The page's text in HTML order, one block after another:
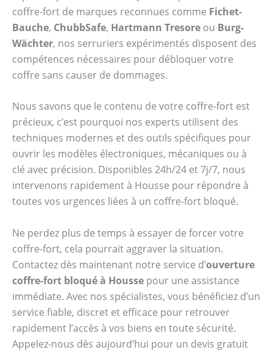
coffre-fort de marques reconnues comme Fichet-
Bauche, ChubbSafe, Hartmann Tresore ou Burg-
Wächter, nos serruriers expérimentés disposent des
compétences nécessaires pour débloquer votre
coffre sans causer de dommages.
Nous savons que le contenu de votre coffre-fort est
précieux, c’est pourquoi nos experts utilisent des
techniques modernes et des outils spécifiques pour
ouvrir les modèles électroniques, mécaniques ou à
clé avec précision. Disponibles 24h/24 et 7j/7, nous
intervenons rapidement à Housse pour répondre à
toutes vos urgences liées à un coffre-fort bloqué.
Ne perdez plus de temps à essayer de forcer votre
coffre-fort, cela pourrait aggraver la situation.
Contactez dès maintenant notre service d’ouverture
coffre-fort bloqué à Housse pour une assistance
immédiate. Avec nos spécialistes, vous bénéficiez d’un
service fiable, discret et efficace pour retrouver
rapidement l’accès à vos biens en toute sécurité.
Appelez-nous dès aujourd’hui pour un devis gratuit